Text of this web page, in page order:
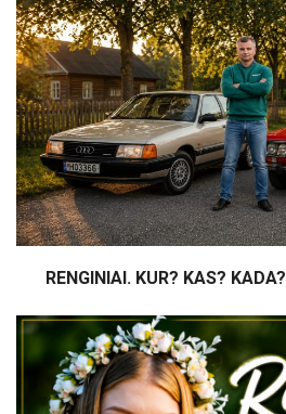
RENGINIAI. KUR? KAS? KADA?